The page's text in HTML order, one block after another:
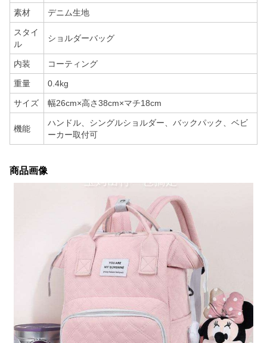
素材 デニム生地
スタイ
ル
ショルダーバッグ
内装 コーティング
重量 0.4kg
サイズ 幅26cm×高さ38cm×マチ18cm
機能
ハンドル、シングルショルダー、バックパック、ベビ
ーカー取付可
商品画像